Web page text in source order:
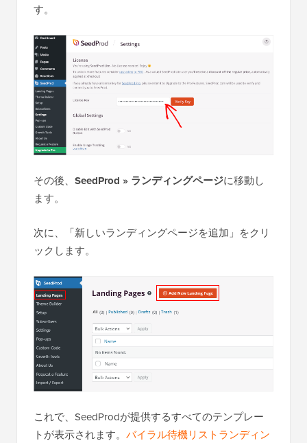
す。
その後、 SeedProd » ランディングページに移動し
ます。
次に、「新しいランディングページを追加」をクリ
ックします。
これで、SeedProdが提供するすべてのテンプレー
トが表示されます。 バイラル待機リストランディン